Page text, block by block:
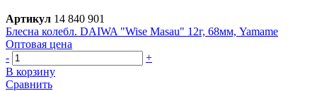
Артикул 14 840 901
Блесна колебл. DAIWA "Wise Masau" 12г, 68мм, Yamame
Оптовая цена
-
+
В корзину
Сравнить